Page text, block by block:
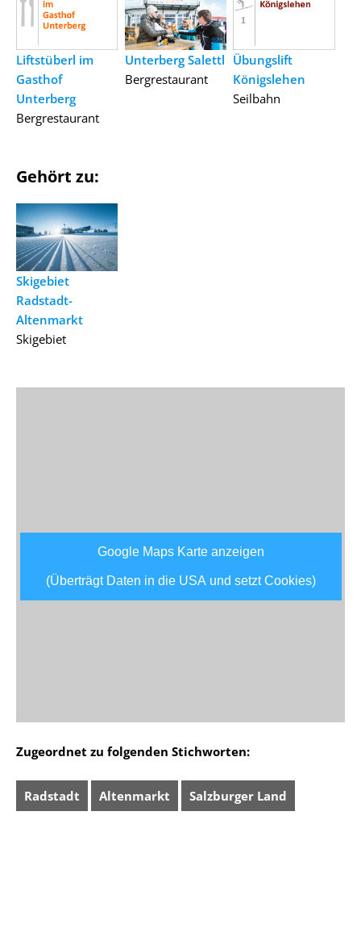
Liftstüberl im
Gasthof
Unterberg
Bergrestaurant
Unterberg Salettl
Bergrestaurant
Übungslift
Königslehen
Seilbahn
Gehört zu:
Skigebiet
Radstadt-
Altenmarkt
Skigebiet
Google Maps Karte anzeigen
(Überträgt Daten in die USA und setzt Cookies)
Zugeordnet zu folgenden Stichworten:
Radstadt Altenmarkt Salzburger Land